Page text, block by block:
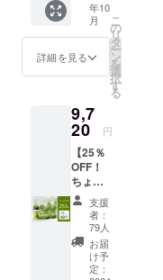
光、高
温多湿
て保存
してく
一度に
まとめ
てお届
けしま
す。 ※
北海
道・離
島・一
部地域
への発
送はで
きかね
法令で
禁止さ
ます。
20歳未
リター
ンを選
択でき
ませ
ん。 日
本の伝
統文化
と現代
の栄養
を融合
した茶
乃美プ
からラ
ンダム
で配送
させて
の指定
はでき
かねま
す。 ※
北海
道・離
島・一
部地域
への発
送はで
きかね
ます。
月1週目
で複数
回実施
予定 ※
予定
（天候
によっ
て工場
が稼働
してい
ない可
能性あ
り） 場
所 〒
899-
7512 鹿
え体験
内容 ・
碾茶工
場見学
（30
分） ・
え体験
（60
分） ・
茶乃美
プロテ
イン試
飲会
（30
分） 日
時 ・
2024年
10月2週
年10
月
詳細を見る
こ
の
リ
タ
ー
ン
を
選
択
す
る
9,7
20 円
【25％
OFF！
ちょい
まとめ
割！】
茶乃美
プロテ
イン60
日分 通
支援
者：
79人
お届
け予
定：